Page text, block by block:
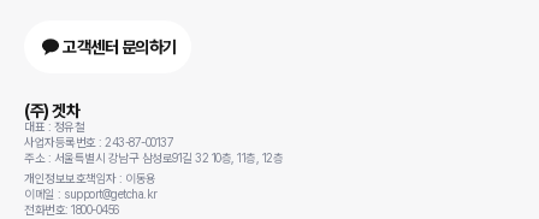
고객센터 문의하기
(주) 겟차
대표 : 정유철
사업자등록번호 : 243-87-00137
주소 : 서울특별시 강남구 삼성로91길 32 10층, 11층, 12층
개인정보보호책임자 : 이동용
이메일 : support@getcha.kr
전화번호: 1800-0456